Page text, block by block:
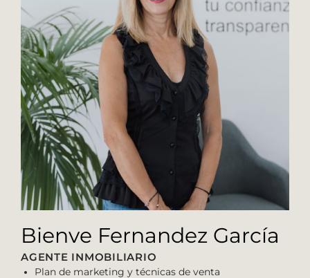
Bienve Fernandez García
AGENTE INMOBILIARIO
Plan de marketing y técnicas de venta